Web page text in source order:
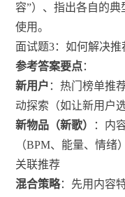
容”）、指出各自的
使用。
面试题3：如何解决推
参考答案要点：
新用户 ：热门榜单推
动探索（如让新用户
新物品（新歌）
：内
（BPM、能量、情
关联推荐
混合策略：先用内容